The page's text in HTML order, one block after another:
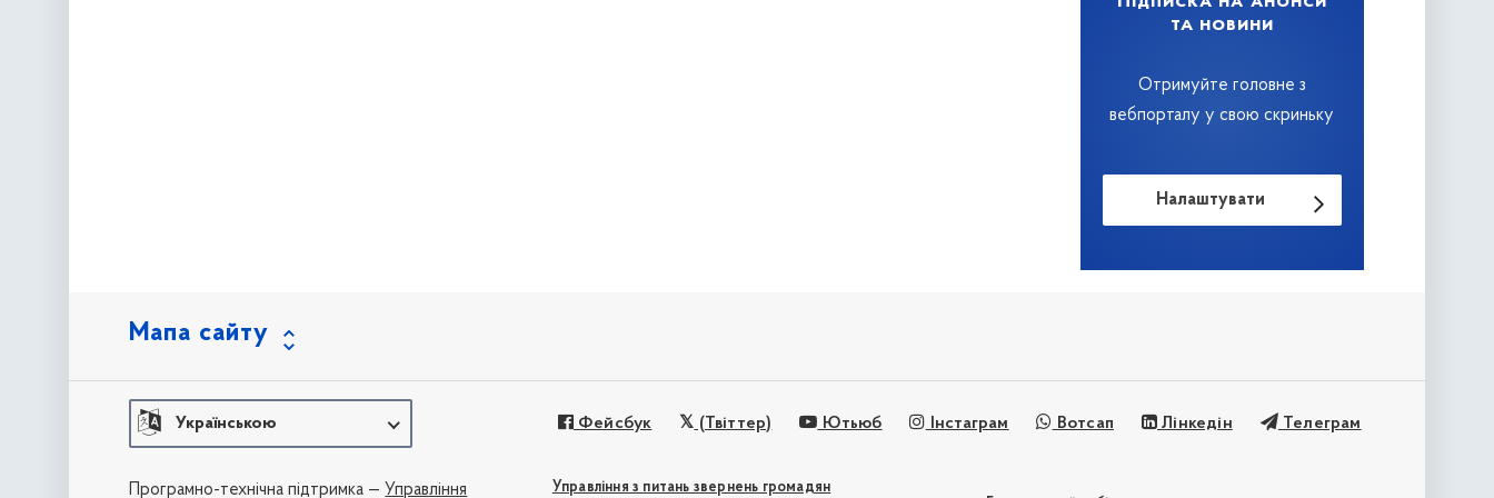
та новини
Отримуйте головне з
вебпорталу у свою скриньку
Налаштувати
Мапа сайту
Українською Фейсбук (Твіттер) Ютьюб Інстаграм Вотсап Лінкедін Телеграм
Управління з питань звернень громадян
Програмно-технічна підтримка — Управління